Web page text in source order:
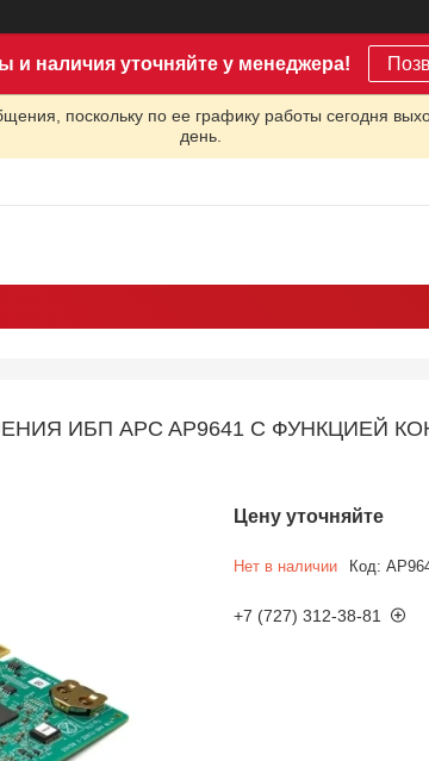
и наличия уточняйте у менеджера!
поскольку по ее графику работы сегодня
день.
ИБП APC AP9641 С
Цену уточняйте
Нет в наличии Код:
+7 (727) 312-38-81